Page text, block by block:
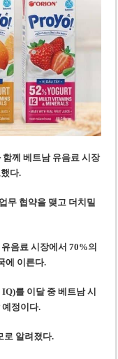
께 베트남 유음료 시장
다.
무 협약을 맺고 더치밀
음료 시장에서 70%의
에 이른다.
를 이달 중 베트남 시
예정이다.
로 알려졌다.